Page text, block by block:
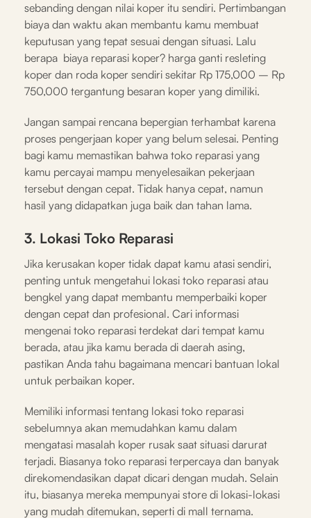
sebanding dengan nilai koper itu sendiri. Pertimbangan
biaya dan waktu akan membantu kamu membuat
keputusan yang tepat sesuai dengan situasi. Lalu
berapa biaya reparasi koper? harga ganti resleting
koper dan roda koper sendiri sekitar Rp 175,000 – Rp
750,000 tergantung besaran koper yang dimiliki.
Jangan sampai rencana bepergian terhambat karena
proses pengerjaan koper yang belum selesai. Penting
bagi kamu memastikan bahwa toko reparasi yang
kamu percayai mampu menyelesaikan pekerjaan
tersebut dengan cepat. Tidak hanya cepat, namun
hasil yang didapatkan juga baik dan tahan lama.
3. Lokasi Toko Reparasi
Jika kerusakan koper tidak dapat kamu atasi sendiri,
penting untuk mengetahui lokasi toko reparasi atau
bengkel yang dapat membantu memperbaiki koper
dengan cepat dan profesional. Cari informasi
mengenai toko reparasi terdekat dari tempat kamu
berada, atau jika kamu berada di daerah asing,
pastikan Anda tahu bagaimana mencari bantuan lokal
untuk perbaikan koper.
Memiliki informasi tentang lokasi toko reparasi
sebelumnya akan memudahkan kamu dalam
mengatasi masalah koper rusak saat situasi darurat
terjadi. Biasanya toko reparasi terpercaya dan banyak
direkomendasikan dapat dicari dengan mudah. Selain
itu, biasanya mereka mempunyai store di lokasi-lokasi
yang mudah ditemukan, seperti di mall ternama.